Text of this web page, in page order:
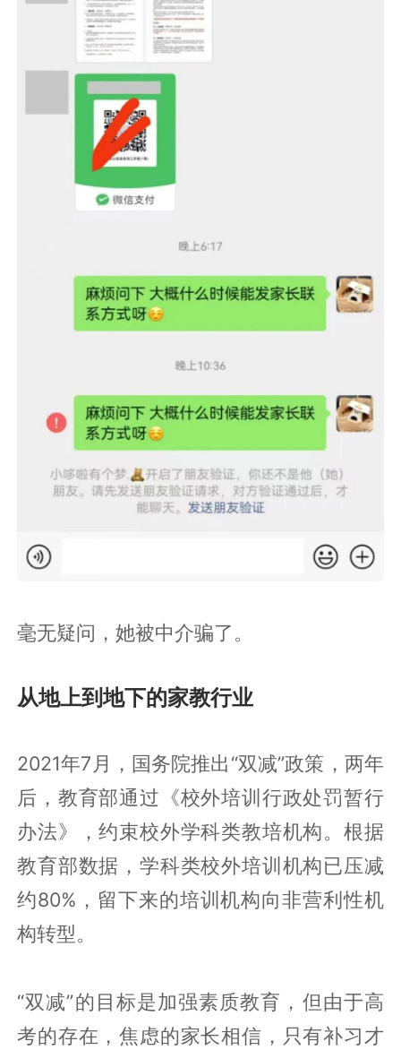
毫无疑问，她被中介骗了。
从地上到地下的家教行业
2021年7月，国务院推出“双减”政策，两年
后，教育部通过《校外培训行政处罚暂行
办法》，约束校外学科类教培机构。根据
教育部数据，学科类校外培训机构已压减
约80%，留下来的培训机构向非营利性机
构转型。
“双减”的目标是加强素质教育，但由于高
考的存在，焦虑的家长相信，只有补习才